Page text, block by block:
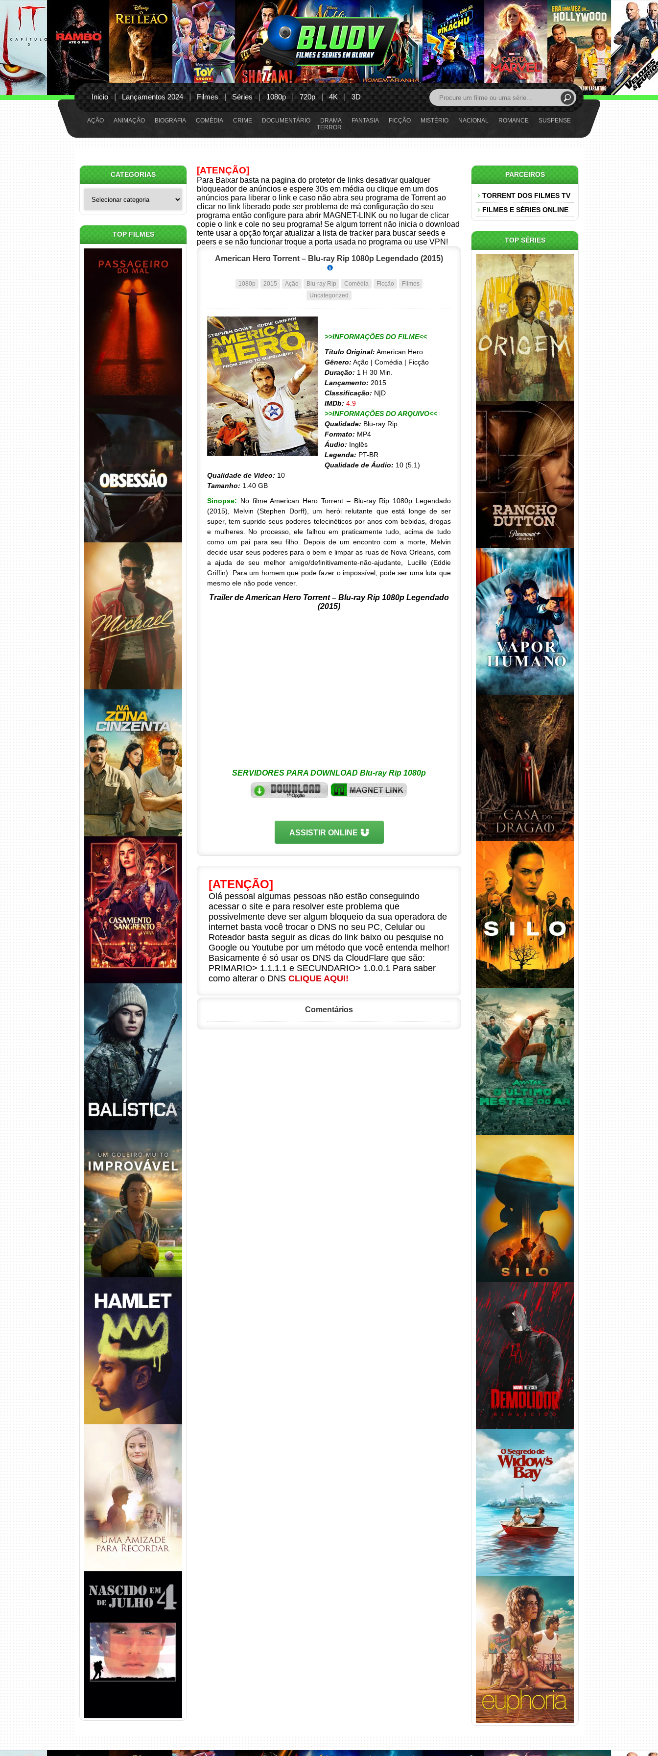
Inicio Lançamentos 2024 Filmes Séries 1080p 720p 4K 3D
AÇÃO ANIMAÇÃO BIOGRAFIA COMÉDIA CRIME DOCUMENTÁRIO DRAMA FANTASIA FICÇÃO MISTÉRIO NACIONAL ROMANCE
SUSPENSE
TERROR
[ATENÇÃO]
Para Baixar basta na pagina do protetor de links desativar qualquer
bloqueador de anúncios e espere 30s em média ou clique em um dos
anúncios para liberar o link e caso não abra seu programa de Torrent ao
clicar no link liberado pode ser problema de má configuração do seu
programa então configure para abrir MAGNET-LINK ou no lugar de clicar
copie o link e cole no seu programa! Se algum torrent não inicia o download
tente usar a opção forçar atualizar a lista de tracker para buscar seeds e
peers e se não funcionar troque a porta usada no programa ou use VPN!
American Hero Torrent – Blu-ray Rip 1080p Legendado (2015)
1080p 2015 Ação Blu-ray Rip Comédia Ficção
Filmes
Uncategorized
>>INFORMAÇÕES DO FILME<<
Título Original: American Hero
Gênero: Ação | Comédia | Ficção
Duração: 1 H 30 Min.
Lançamento: 2015
Classificação: N|D
IMDb: 4.9
>>INFORMAÇÕES DO ARQUIVO<<
Qualidade: Blu-ray Rip
Formato: MP4
Áudio: Inglês
Legenda: PT-BR
Qualidade de Áudio: 10 (5.1)
Qualidade de Vídeo: 10
Tamanho: 1.40 GB
Sinopse: No filme American Hero Torrent – Blu-ray Rip 1080p Legendado
(2015), Melvin (Stephen Dorff), um herói relutante que está longe de ser
super, tem suprido seus poderes telecinéticos por anos com bebidas, drogas
e mulheres. No processo, ele falhou em praticamente tudo, acima de tudo
como um pai para seu filho. Depois de um encontro com a morte, Melvin
decide usar seus poderes para o bem e limpar as ruas de Nova Orleans, com
a ajuda de seu melhor amigo/definitivamente-não-ajudante, Lucille (Eddie
Griffin). Para um homem que pode fazer o impossível, pode ser uma luta que
mesmo ele não pode vencer.
Trailer de American Hero Torrent – Blu-ray Rip 1080p Legendado
(2015)
SERVIDORES PARA DOWNLOAD Blu-ray Rip 1080p
ASSISTIR ONLINE
[ATENÇÃO]
Olá pessoal algumas pessoas não estão conseguindo
acessar o site e para resolver este problema que
possivelmente deve ser algum bloqueio da sua operadora de
internet basta você trocar o DNS no seu PC, Celular ou
Roteador basta seguir as dicas do link baixo ou pesquise no
Google ou Youtube por um método que você entenda melhor!
Basicamente é só usar os DNS da CloudFlare que são:
PRIMARIO> 1.1.1.1 e SECUNDARIO> 1.0.0.1 Para saber
como alterar o DNS CLIQUE AQUI!
Comentários
CATEGORIAS
TOP FILMES
Passageiro do Mal Torrent
(2026) WEB-DL 1080p Dual
Áudio
Obsessão Torrent (2026)
WEB-DL 1080p/4K Dual
Áudio
Michael Torrent (2026) WEB-
DL 1080p/4K Dual Áudio
Na Zona Cinzenta Torrent
(2026) WEB-DL 1080p/4K
Dual Áudio
Casamento Sangrento: A
Viúva Torrent (2026) WEB-DL
720p/1080p/4K Dual Áudio
Balística Torrent (2025) WEB-
DL 1080p Dual Áudio
Um Goleiro Muito Improvável
Torrent (2026) WEB-DL 1080p
Dual Áudio
Hamlet Torrent (2026) WEB-
DL 1080p Dual Áudio
Uma Amizade para Recordar
Torrent (2025) WEB-DL 1080p
Dual Áudio
Nascido em 4 de Julho
Torrent (1989) WEB-DL 1080p
Dual Áudio
PARCEIROS
TORRENT DOS FILMES TV
FILMES E SÉRIES ONLINE
TOP SÉRIES
Origem 4ª Temporada Torrent
(2026) WEB-DL 1080p/4K
Dual Áudio
Rancho Dutton 1ª
Temporada Torrent (2026)
WEB-DL 1080p Dual Áudio
Vapor Humano 1ª Temporada
Torrent (2026) WEB-DL 1080p
Dual Áudio
A Casa do Dragão 1ª
Temporada Torrent (2022)
WEB-DL 720p/1080p Dual
Áudio
Silo 1ª Temporada Torrent
(2023) WEB-DL
720p/1080p/4K Dual Áudio
Avatar: O Último Mestre do
Ar 2ª Temporada Torrent
(2026) WEB-DL 1080p Dual
Áudio
Silo 2ª Temporada (2024)
WEB-DL 1080p Dual Áudio
Demolidor: Renascido 2ª
Temporada (2026) WEB-DL
1080p Dual Áudio
O Segredo de Widow’s Bay
1ª Temporada Torrent (2026)
WEB-DL 1080p Dual Áudio
Euphoria 3ª Temporada
Torrent (2026) WEB-DL 1080p
Dual Áudio